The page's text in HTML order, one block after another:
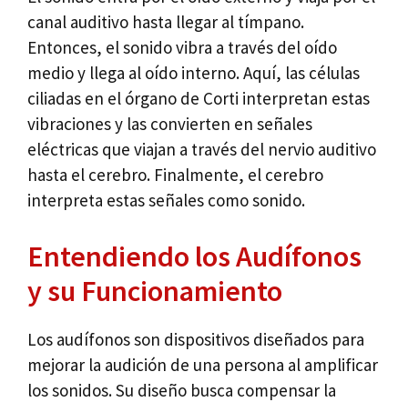
canal auditivo hasta llegar al tímpano.
Entonces, el sonido vibra a través del oído
medio y llega al oído interno. Aquí, las células
ciliadas en el órgano de Corti interpretan estas
vibraciones y las convierten en señales
eléctricas que viajan a través del nervio auditivo
hasta el cerebro. Finalmente, el cerebro
interpreta estas señales como sonido.
Entendiendo los Audífonos
y su Funcionamiento
Los audífonos son dispositivos diseñados para
mejorar la audición de una persona al amplificar
los sonidos. Su diseño busca compensar la